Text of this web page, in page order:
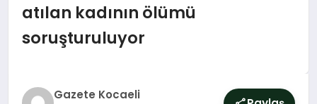
MAGAZIN
atılan kadının ölümü
soruşturuluyor
Gazete Kocaeli